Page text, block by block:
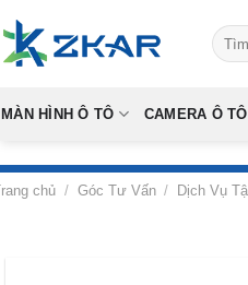
to
content
Tìm
kiếm:
MÀN HÌNH Ô TÔ CAMERA Ô TÔ
chủ / Góc Tư Vấn / Dịch Vụ